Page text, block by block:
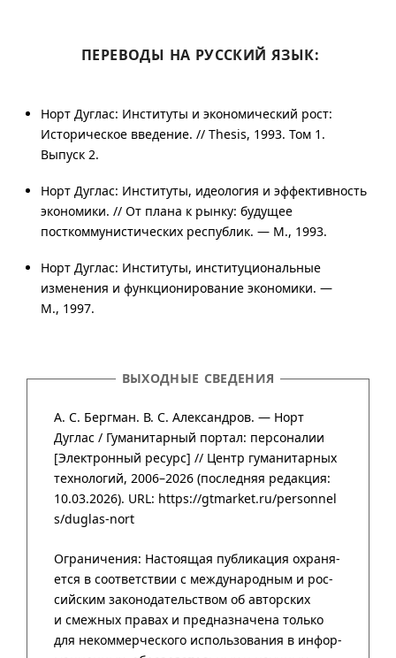
ПЕРЕВОДЫ НА РУССКИЙ ЯЗЫК:
Норт Дуглас: Институты и экономический рост:
Историческое введение. // Thesis, 1993. Том 1 .
Выпуск 2.
Норт Дуглас: Институты, идеология и эффективность
экономики. // От плана к рынку: будущее
посткоммунистических республик. — M., 1993.
Норт Дуглас: Институты, институциональные
изменения и функционирование экономики. —
М., 1997.
ВЫХОДНЫЕ СВЕДЕНИЯ
А. С. Бергман. В. С. Александров. — Норт
Дуглас / Гума­нитар­ный портал: персоналии
[Элект­рон­ный ресурс] // Центр гума­нитар­ных
техно­логий, 2006–2026 (после­дняя редак­ция:
10.03.2026). URL: https://gtmarket.ru/personnel
s/duglas-nort